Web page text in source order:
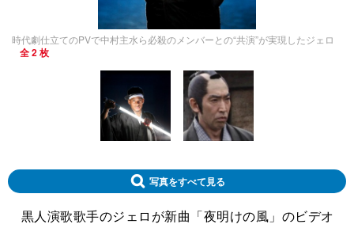
時代劇仕立てのPVで中村主水ら必殺のメンバーとの“共演”が実現したジェロ
全 2 枚
写真をすべて見る
黒人演歌歌手のジェロが新曲「夜明けの風」のビデオ